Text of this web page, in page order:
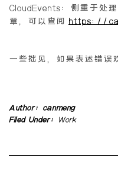
CloudEvents：侧重于处
章，可以查阅 https://
一些拙见，如果表述错误
Author: canmeng
Filed Under:
Work